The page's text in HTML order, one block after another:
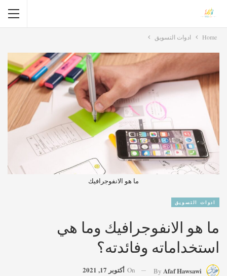
Home ادوات التسويق
ما هو الانفوجرافيك
ادوات التسويق
ما هو الانفوجرافيك وما هي
استخداماته وفائدته؟
By Afaf Hawsawi
On أكتوبر 17, 2021